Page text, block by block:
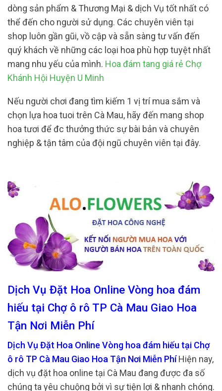
dòng sản phẩm & Thương Mại & dịch Vụ tốt nhất có
thể đến cho người sử dụng. Các chuyên viên tại
shop luôn gần gũi, vồ cập và sẵn sàng tư vấn đến
quý khách về những các loại hoa phù hợp tuyệt nhất
mang nhu yếu của mình. Hoa đám tang giá rẻ Chợ
Khánh Hội Huyện U Minh
Nếu người chơi đang tìm kiếm 1 vị trí mua sắm và
chọn lựa hoa tuoi trên Cà Mau, hãy đến mang shop
hoa tươi để đc thưởng thức sự bài bản và chuyên
nghiệp & tận tâm của đội ngũ chuyên viên tại đây.
Dịch Vụ Đặt Hoa Online Vòng hoa đám
hiếu tại Chợ ô rô TP Cà Mau Giao Hoa
Tận Nơi Miễn Phí
Dịch Vụ Đặt Hoa Online Vòng hoa đám hiếu tại Chợ
ô rô TP Cà Mau Giao Hoa Tận Nơi Miễn PhíHiện nay,
dịch vụ đặt hoa online tại Cà Mau đang được đa số
chúng ta yêu chuộng bởi vì sự tiện lợi & nhanh chóng.